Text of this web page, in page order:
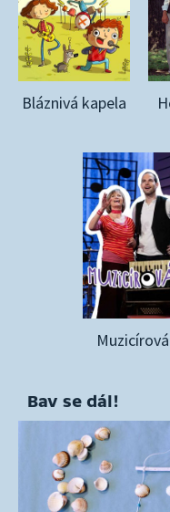
Bláznivá kapela
Bav se dál!